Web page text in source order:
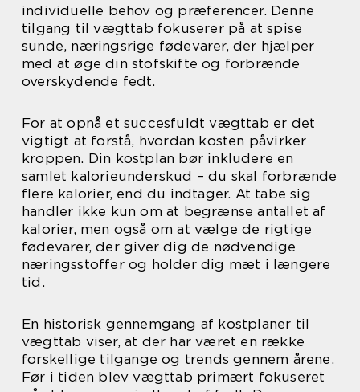
individuelle behov og præferencer. Denne
tilgang til vægttab fokuserer på at spise
sunde, næringsrige fødevarer, der hjælper
med at øge din stofskifte og forbrænde
overskydende fedt.
For at opnå et succesfuldt vægttab er det
vigtigt at forstå, hvordan kosten påvirker
kroppen. Din kostplan bør inkludere en
samlet kalorieunderskud – du skal forbrænde
flere kalorier, end du indtager. At tabe sig
handler ikke kun om at begrænse antallet af
kalorier, men også om at vælge de rigtige
fødevarer, der giver dig de nødvendige
næringsstoffer og holder dig mæt i længere
tid.
En historisk gennemgang af kostplaner til
vægttab viser, at der har været en række
forskellige tilgange og trends gennem årene.
Før i tiden blev vægttab primært fokuseret